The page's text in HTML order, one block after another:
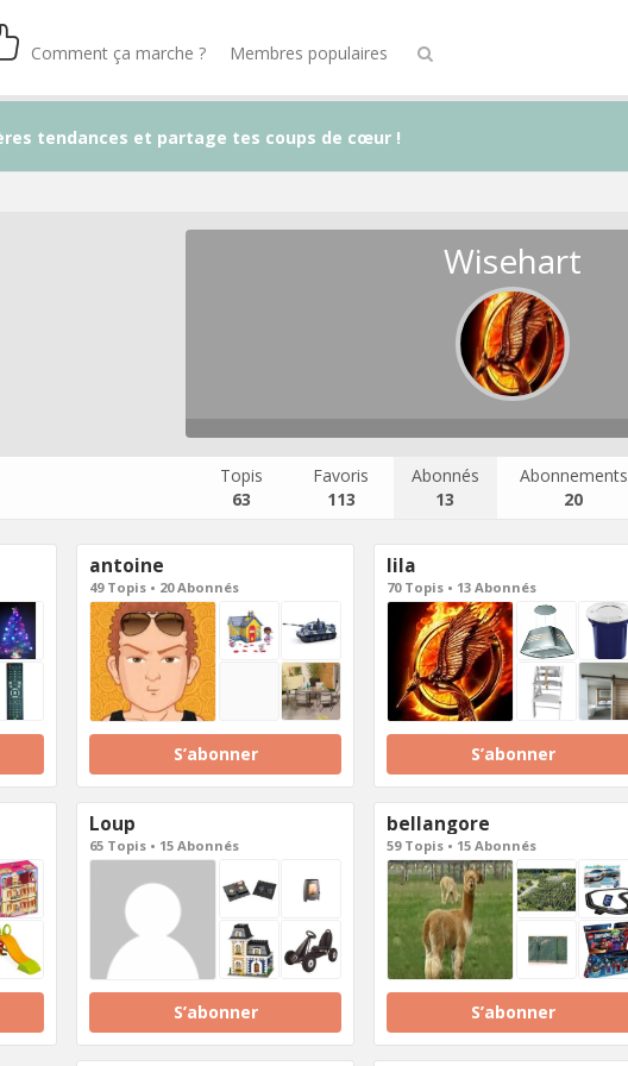
Comment ça marche ? Membres populaires
tendances et partage tes coups de cœur !
Wisehart
Topis
63
Favoris
113
Abonnés
13
Abonnements
20
antoine
49 Topis • 20 Abonnés
S’abonner
lila
70 Topis • 13 Abonnés
S’abonner
Loup
65 Topis • 15 Abonnés
S’abonner
bellangore
59 Topis • 15 Abonnés
S’abonner